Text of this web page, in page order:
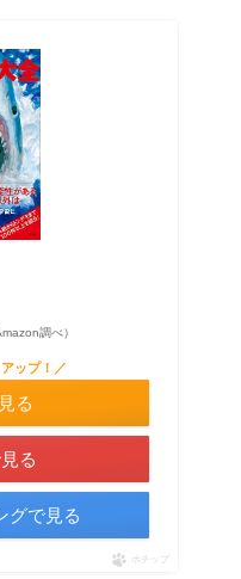
調べ）
ップ！／
る
る
グで見る
ポチップ